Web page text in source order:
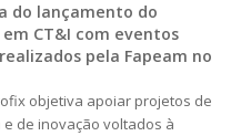
do lançamento do
CT&I com eventos
pela Fapeam no
objetiva apoiar projetos de
de inovação voltados à